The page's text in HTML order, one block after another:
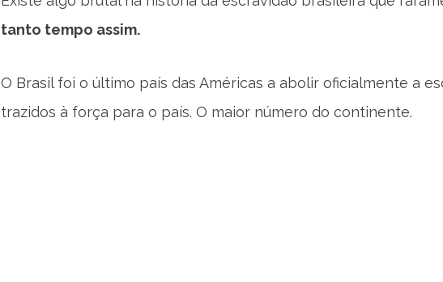
tanto tempo assim.
O Brasil foi o último país das Américas a abolir oficialmente a
trazidos à força para o país. O maior número do continente.